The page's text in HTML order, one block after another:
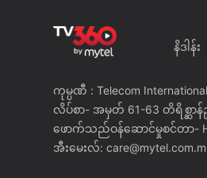
နိဒါန်း
ကုမ္ပဏီ : Telecom
လိပ်စာ- အမှတ် 61-63 တိရိစ္ဆာန်ဥ
ဖောက်သည်ဝန်ဆောင်မှုစင်တာ-
အီးမေးလ်: